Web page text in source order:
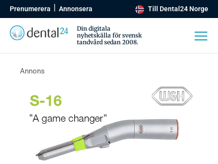
Prenumerera Annonsera Till Dental24 Norge
Din digitala
nyhetskälla för svensk
tandvård sedan 2008.